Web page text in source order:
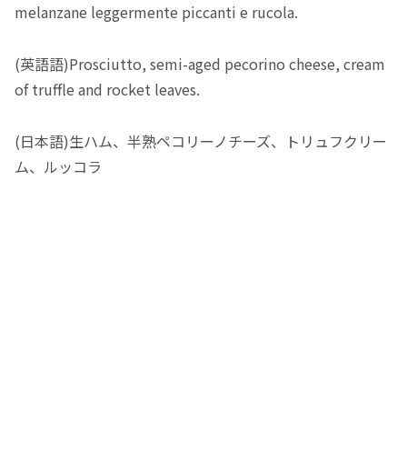
melanzane leggermente piccanti e rucola.
(英語語)Prosciutto, semi-aged pecorino cheese, cream
of truffle and rocket leaves.
(日本語)生ハム、半熟ペコリーノチーズ、トリュフクリー
ム、ルッコラ